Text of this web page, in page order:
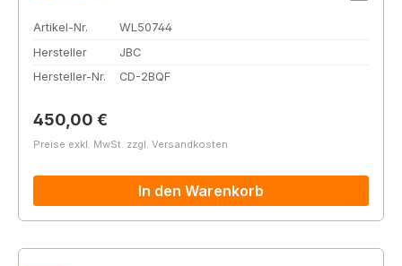
Artikel-Nr.
WL50744
Hersteller
JBC
Hersteller-Nr.
CD-2BQF
Regulärer Preis:
450,00 €
Preise exkl. MwSt. zzgl. Versandkosten
In den Warenkorb